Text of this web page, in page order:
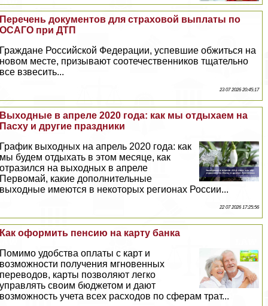
Перечень документов для страховой выплаты по
ОСАГО при ДТП
Граждане Российской Федерации, успевшие обжиться на
новом месте, призывают соотечественников тщательно
все взвесить...
23 07 2026 20:45:17
Выходные в апреле 2020 года: как мы отдыхаем на
Пасху и другие праздники
График выходных на апрель 2020 года: как
мы будем отдыхать в этом месяце, как
отразился на выходных в апреле
Первомай, какие дополнительные
выходные имеются в некоторых регионах России...
22 07 2026 17:25:56
Как оформить пенсию на карту банка
Помимо удобства оплаты с карт и
возможности получения мгновенных
переводов, карты позволяют легко
управлять своим бюджетом и дают
возможность учета всех расходов по сферам трат...